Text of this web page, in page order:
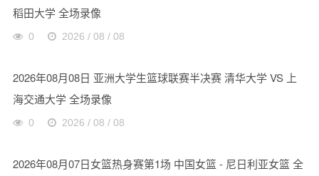
稻田大学 全场录像
0 2026 / 08 / 08
2026年08月08日 亚洲大学生篮球联赛半决赛 清华大学 VS 上
海交通大学 全场录像
0 2026 / 08 / 08
2026年08月07日女篮热身赛第1场 中国女篮 - 尼日利亚女篮 全